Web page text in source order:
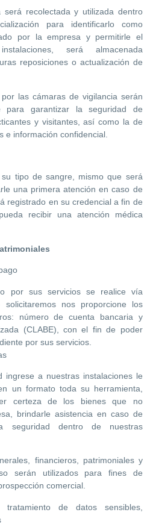
será recolectada y utilizada dentro
para identificarlo como
por la empresa y permitirle el
será almacenada
reposiciones o actualización de
las cámaras de vigilancia serán
para garantizar la seguridad de
y visitantes, así como la de
e información confidencial.
tipo de sangre, mismo que será
una primera atención en caso de
registrado en su credencial a fin de
recibir una atención médica
por sus servicios se realice vía
solicitaremos nos proporcione los
número de cuenta bancaria y
(CLABE), con el fin de poder
por sus servicios.
ingrese a nuestras instalaciones le
un formato toda su herramienta,
certeza de los bienes que no
brindarle asistencia en caso de
seguridad dentro de nuestras
financieros, patrimoniales y
serán utilizados para fines de
comercial.
de datos sensibles,